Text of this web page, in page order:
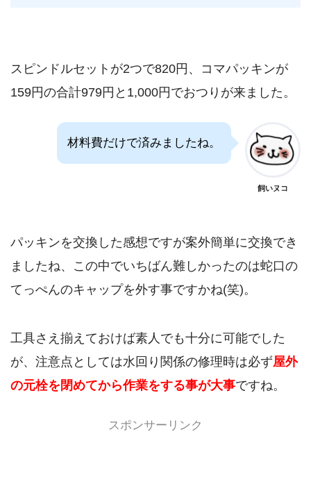
スピンドルセットが2つで820円、コマパッキンが
159円の合計979円と1,000円でおつりが来ました。
材料費だけで済みましたね。
飼いヌコ
パッキンを交換した感想ですが案外簡単に交換でき
ましたね、この中でいちばん難しかったのは蛇口の
てっぺんのキャップを外す事ですかね(笑)。
工具さえ揃えておけば素人でも十分に可能でした
が、注意点としては水回り関係の修理時は必ず屋外
の元栓を閉めてから作業をする事が大事ですね。
スポンサーリンク